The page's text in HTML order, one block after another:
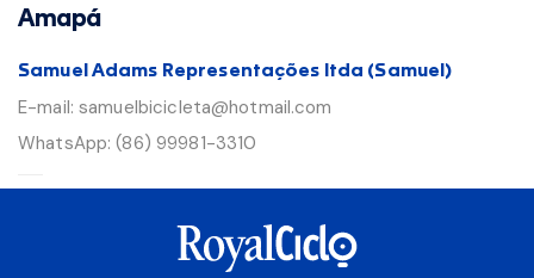
Amapá
Samuel Adams Representações ltda (Samuel)
E-mail:samuelbicicleta@hotmail.com
WhatsApp:(86) 99981-3310